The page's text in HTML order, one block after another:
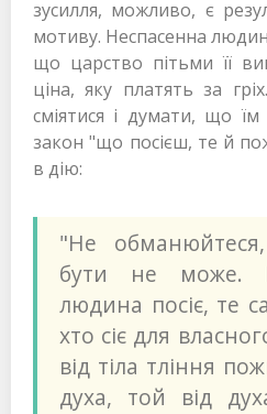
зусилля, можливо, є
мотиву. Неспасенна
що царство пітьми її
ціна, яку платять за
сміятися і думати, що
закон "що посієш, те й
в дію:
"Не
бути не може.
людина посіє, те
хто сіє для
від тіла тління
духа, той від